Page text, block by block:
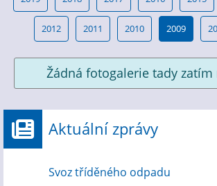
2012 2011 2010 2009
Žádná fotogalerie tady zatím
Aktuální zprávy
Svoz tříděného odpadu